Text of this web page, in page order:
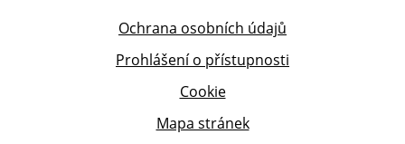
Ochrana osobních údajů
Prohlášení o přístupnosti
Cookie
Mapa stránek